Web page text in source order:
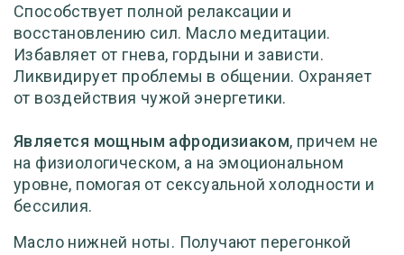
Способствует полной релаксации и
восстановлению сил. Масло медитации.
Избавляет от гнева, гордыни и зависти.
Ликвидирует проблемы в общении. Охраняет
от воздействия чужой энергетики.
Является мощным афродизиаком, причем не
на физиологическом, а на эмоциональном
уровне, помогая от сексуальной холодности и
бессилия.
Масло нижней ноты. Получают перегонкой